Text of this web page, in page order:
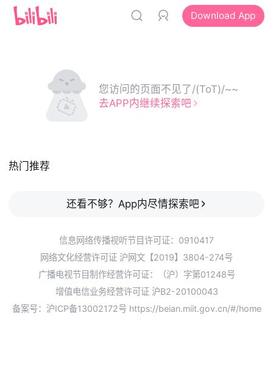
Download App
您访问的页面不见了/(ToT)/~~
去APP内继续探索吧
热门推荐
还看不够？App内尽情探索吧
信息网络传播视听节目许可证：0910417
网络文化经营许可证 沪网文【2019】3804-274号
广播电视节目制作经营许可证：（沪）字第01248号
增值电信业务经营许可证 沪B2-20100043
备案号：沪ICP备13002172号 https://beian.miit.gov.cn/#/home